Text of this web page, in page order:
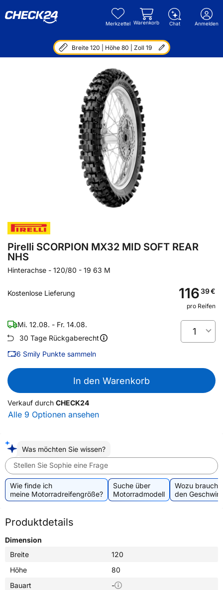
Merkzettel Warenkorb Chat Anmelden
Breite 120 | Höhe 80 | Zoll 19
Pirelli SCORPION MX32 MID SOFT REAR
NHS
Hinterachse - 120/80 - 19 63 M
Kostenlose Lieferung 11639€
pro Reifen
Mi. 12.08. - Fr. 14.08.
30 Tage Rückgaberecht
6 Smily Punkte sammeln
1
In den Warenkorb
Verkauf durch CHECK24
Alle 9 Optionen ansehen
Was möchten Sie wissen?
Stellen Sie Sophie eine Frage
Wie finde ich
meine Motorradreifengröße?
Suche über
Motorradmodell
Wozu
den
Produktdetails
Dimension
Breite
120
Höhe
80
Bauart
-